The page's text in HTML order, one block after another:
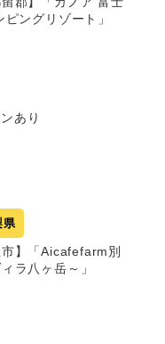
ングリゾート」
あり
県
市】「Aicafefarm別
ラ八ヶ岳～」